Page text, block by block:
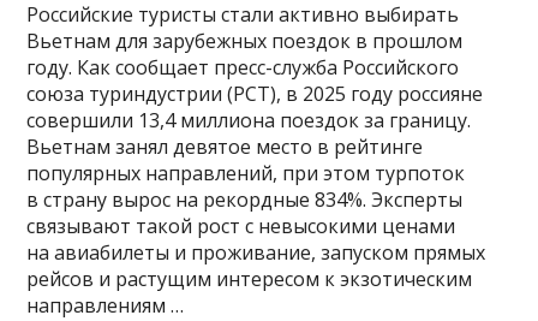
Российские туристы стали активно выбирать
Вьетнам для зарубежных поездок в прошлом
году. Как сообщает пресс-служба Российского
союза туриндустрии (РСТ), в 2025 году россияне
совершили 13,4 миллиона поездок за границу.
Вьетнам занял девятое место в рейтинге
популярных направлений, при этом турпоток
в страну вырос на рекордные 834%. Эксперты
связывают такой рост с невысокими ценами
на авиабилеты и проживание, запуском прямых
рейсов и растущим интересом к экзотическим
направлениям …